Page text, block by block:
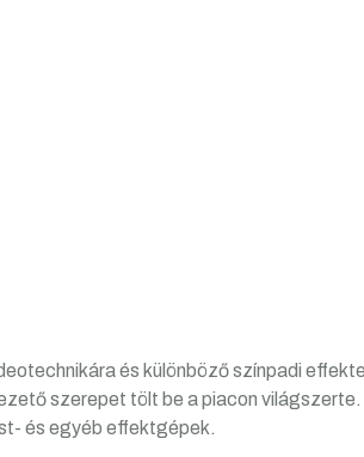
és különböző színpadi
szerepet tölt be a piacon világszerte.
és egyéb effektgépek.